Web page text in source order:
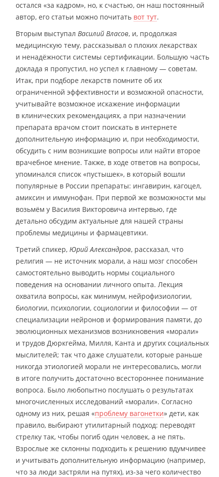
остался «за кадром», но, к счастью, он наш постоянный
автор, его статьи можно почитать вот тут.
Вторым выступал Василий Власов, и, продолжая
медицинскую тему, рассказывал о плохих лекарствах
и ненадёжности системы сертификации. Большую часть
доклада я пропустил, но успел к главному — советам.
Итак, при подборе лекарств помните об их
ограниченной эффективности и возможной опасности,
учитывайте возможное искажение информации
в клинических рекомендациях, а при назначении
препарата врачом стоит поискать в интернете
дополнительную информацию и, при необходимости,
обсудить с ним возникшие вопросы или найти второе
врачебное мнение. Также, в ходе ответов на вопросы,
упоминался список «пустышек», в который вошли
популярные в России препараты: ингавирин, кагоцел,
амиксин и иммунофан. При первой же возможности мы
возьмём у Василия Викторовича интервью, где
детально обсудим актуальные для нашей страны
проблемы медицины и фармацевтики.
Третий спикер, Юрий Александров, рассказал, что
религия — не источник морали, а наш мозг способен
самостоятельно выводить нормы социального
поведения на основании личного опыта. Лекция
охватила вопросы, как минимум, нейрофизиологии,
биологии, психологии, социологии и философии — от
специализации нейронов и формирования памяти, до
эволюционных механизмов возникновения «морали»
и трудов Дюркгейма, Милля, Канта и других социальных
мыслителей; так что даже слушатели, которые раньше
никогда этиологией морали не интересовались, могли
в итоге получить достаточно всестороннее понимание
вопроса. Было любопытно послушать о результатах
многочисленных исследований «морали». Согласно
одному из них, решая «проблему вагонетки» дети, как
правило, выбирают утилитарный подход: переводят
стрелку так, чтобы погиб один человек, а не пять.
Взрослые же склонны подходить к решению вдумчивее
и учитывать дополнительную информацию (например,
что за люди застряли на путях), из-за чего количество